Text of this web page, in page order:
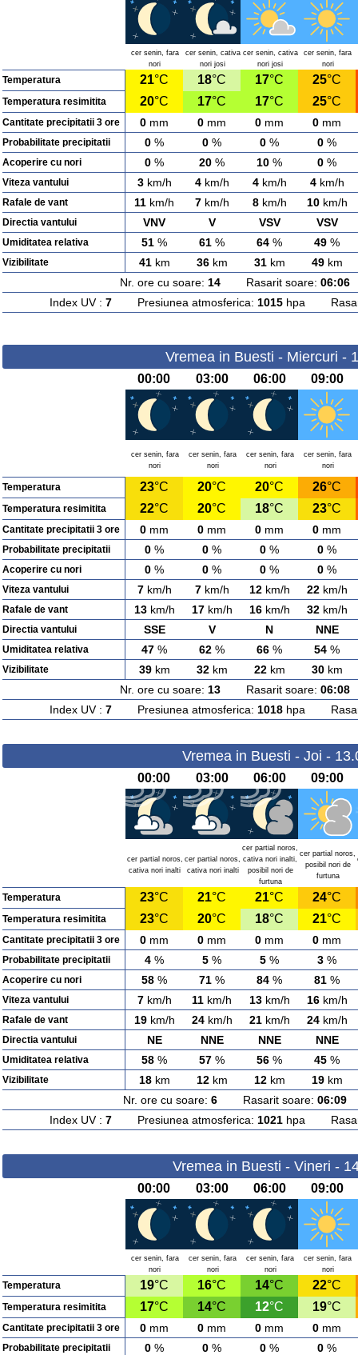
cer senin, fara
nori
cer senin, cativa
nori josi
cer senin, cativa
nori josi
cer senin, fara
nori
Temperatura 21°C 18°C 17°C 25°C
Temperatura resimitita 20°C 17°C 17°C 25°C
Cantitate precipitatii 3 ore 0 mm 0 mm 0 mm 0 mm
Probabilitate precipitatii 0 % 0 % 0 % 0 %
Acoperire cu nori 0 % 20 % 10 % 0 %
Viteza vantului 3km/h 4km/h 4km/h 4km/h
Rafale de vant 11 km/h 7km/h 8km/h 10km/h
Directia vantului VNV V VSV VSV
Umiditatea relativa 51 % 61 % 64 % 49 %
Vizibilitate 41km 36km 31km 49km
Nr. ore cu soare: 14Rasarit soare: 06:06
Index UV : 7Presiunea atmosferica: 1015hpa
Vremea in Buesti - Miercuri -
00:00 03:00 06:00 09:00
cer senin, fara
nori
cer senin, fara
nori
cer senin, fara
nori
cer senin, fara
nori
Temperatura 23°C 20°C 20°C 26°C
Temperatura resimitita 22°C 20°C 18°C 23°C
Cantitate precipitatii 3 ore 0 mm 0 mm 0 mm 0 mm
Probabilitate precipitatii 0 % 0 % 0 % 0 %
Acoperire cu nori 0 % 0 % 0 % 0 %
Viteza vantului 7km/h 7km/h 12km/h 22km/h
Rafale de vant 13km/h 17km/h 16km/h 32km/h
Directia vantului SSE V N NNE
Umiditatea relativa 47 % 62 % 66 % 54 %
Vizibilitate 39km 32km 22km 30km
Nr. ore cu soare: 13Rasarit soare: 06:08
Index UV : 7Presiunea atmosferica: 1018hpa
Vremea in Buesti - Joi -
00:00 03:00 06:00 09:00
cer partial noros,
cativa nori inalti
cer partial noros,
cativa nori inalti
cer partial noros,
cativa nori inalti,
posibil nori de
furtuna
cer partial noros,
posibil nori de
furtuna
Temperatura 23°C 21°C 21°C 24°C
Temperatura resimitita 23°C 20°C 18°C 21°C
Cantitate precipitatii 3 ore 0 mm 0 mm 0 mm 0 mm
Probabilitate precipitatii 4 % 5 % 5 % 3 %
Acoperire cu nori 58 % 71 % 84 % 81 %
Viteza vantului 7km/h 11 km/h 13km/h 16km/h
Rafale de vant 19km/h 24km/h 21km/h 24km/h
Directia vantului NE NNE NNE NNE
Umiditatea relativa 58 % 57 % 56 % 45 %
Vizibilitate 18km 12km 12km 19km
Nr. ore cu soare: 6Rasarit soare: 06:09
Index UV : 7Presiunea atmosferica: 1021hpa
Vremea in Buesti - Vineri -
00:00 03:00 06:00 09:00
cer senin, fara
nori
cer senin, fara
nori
cer senin, fara
nori
cer senin, fara
nori
Temperatura 19°C 16°C 14°C 22°C
Temperatura resimitita 17°C 14°C 12°C 19°C
Cantitate precipitatii 3 ore 0 mm 0 mm 0 mm 0 mm
Probabilitate precipitatii 0 % 0 % 0 % 0 %